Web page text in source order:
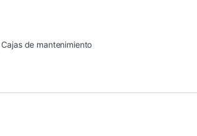
Cajas de mantenimiento